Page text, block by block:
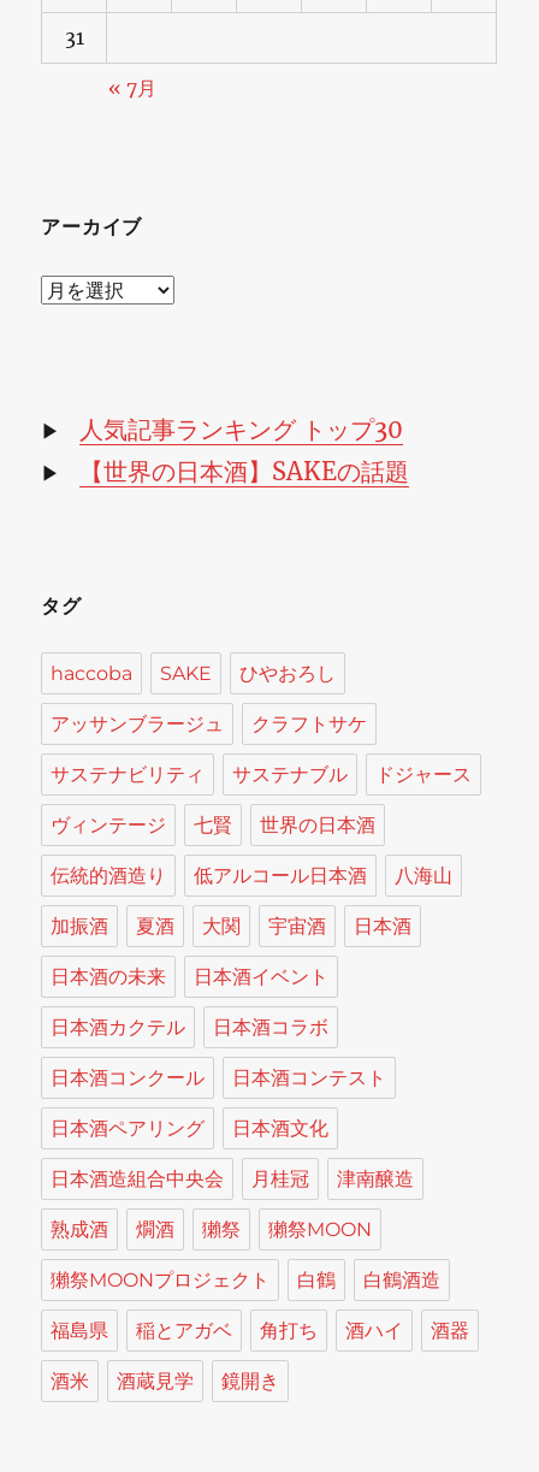
31
« 7月
アーカイブ
ア
ブ
▶ 人気記事ランキング トップ30
▶ 【世界の日本酒】SAKEの話題
タグ
haccoba SAKE ひやおろし
アッサンブラージュ クラフトサケ
サステナビリティ サステナブル ドジャース
ヴィンテージ 七賢 世界の日本酒
伝統的酒造り 低アルコール日本酒 八海山
加振酒 夏酒 大関 宇宙酒 日本酒
日本酒の未来 日本酒イベント
日本酒カクテル 日本酒コラボ
日本酒コンクール 日本酒コンテスト
日本酒ペアリング 日本酒文化
日本酒造組合中央会 月桂冠 津南醸造
熟成酒 燗酒 獺祭 獺祭MOON
獺祭MOONプロジェクト 白鶴 白鶴酒造
福島県 稲とアガベ 角打ち 酒ハイ 酒器
酒米 酒蔵見学 鏡開き